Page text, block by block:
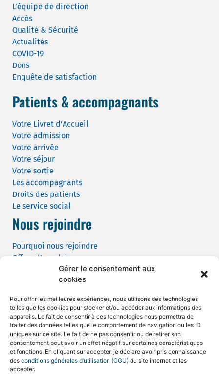
Gérer le consentement aux
cookies
Pour offrir les meilleures expériences, nous utilisons des technologies
telles que les cookies pour stocker et/ou accéder aux informations des
appareils. Le fait de consentir à ces technologies nous permettra de
traiter des données telles que le comportement de navigation ou les ID
uniques sur ce site. Le fait de ne pas consentir ou de retirer son
consentement peut avoir un effet négatif sur certaines caractéristiques
et fonctions. En cliquant sur accepter, je déclare avoir pris connaissance
des conditions générales d’utilisation (CGU) du site internet et les
accepter.
L’équipe de direction
Accès
Qualité & Sécurité
Actualités
COVID-19
Dons
Enquête de satisfaction
Patients & accompagnants
Votre Livret d’Accueil
Votre admission
Votre arrivée
Votre séjour
Votre sortie
Les accompagnants
Droits des patients
Le service social
Nous rejoindre
Pourquoi nous rejoindre
Offres d’emploi
Candidature spontanée
Demande de tournage
Mentions légales et CGU
Politique de confidentialité